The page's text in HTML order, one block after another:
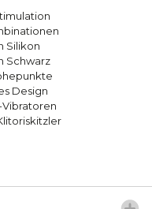
Silikon
Schwarz
Design